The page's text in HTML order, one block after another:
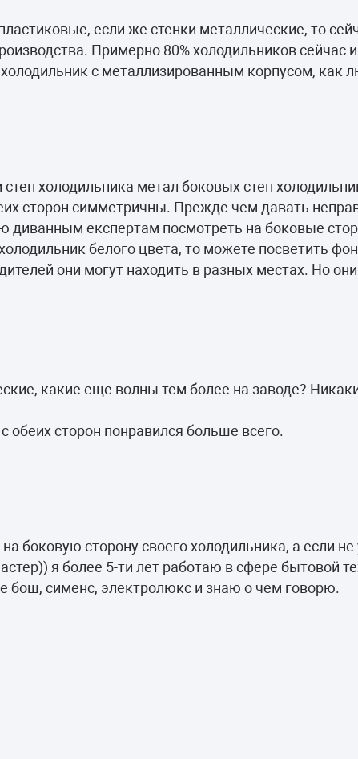
если же стенки металлические, то
Примерно 80% холодильников сейчас
с металлизированным корпусом, как
холодильника метал боковых стен
сторон симметричны. Прежде чем давать
диванным експертам посмотреть на боковые
белого цвета, то можете посветить
они могут находить в разных местах. Но
какие еще волны тем более на заводе?
сторон понравился больше всего.
боковую сторону своего холодильника, а если
я более 5-ти лет работаю в сфере бытовой
бош, сименс, электролюкс и знаю о чем говорю.